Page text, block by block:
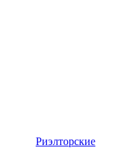
Риэлторские